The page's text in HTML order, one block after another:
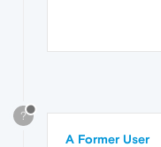
?
A Former User